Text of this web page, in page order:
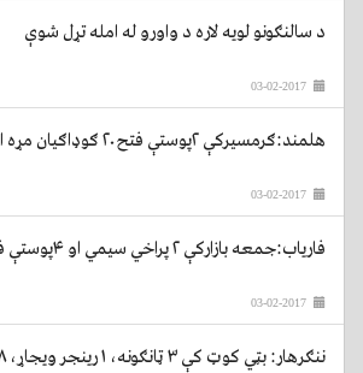
د سالنګونو لویه لاره د واورو له امله تړل شوې
03-02-2017
هلمند:ګرمسیرکې ۲پوستې فتح ۲۰ ګوډاګیان مړه اوژوبل شول
03-02-2017
فاریاب:جمعه بازارکې ۲ پراخي سیمي او ۴پوستې فتح شوي
03-02-2017